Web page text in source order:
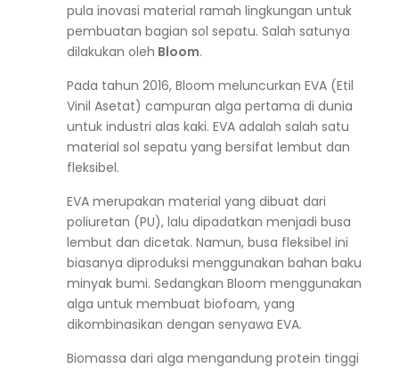
pula inovasi material ramah lingkungan untuk
pembuatan bagian sol sepatu. Salah satunya
dilakukan oleh Bloom.
Pada tahun 2016, Bloom meluncurkan EVA (Etil
Vinil Asetat) campuran alga pertama di dunia
untuk industri alas kaki. EVA adalah salah satu
material sol sepatu yang bersifat lembut dan
fleksibel.
EVA merupakan material yang dibuat dari
poliuretan (PU), lalu dipadatkan menjadi busa
lembut dan dicetak. Namun, busa fleksibel ini
biasanya diproduksi menggunakan bahan baku
minyak bumi. Sedangkan Bloom menggunakan
alga untuk membuat biofoam, yang
dikombinasikan dengan senyawa EVA.
Biomassa dari alga mengandung protein tinggi